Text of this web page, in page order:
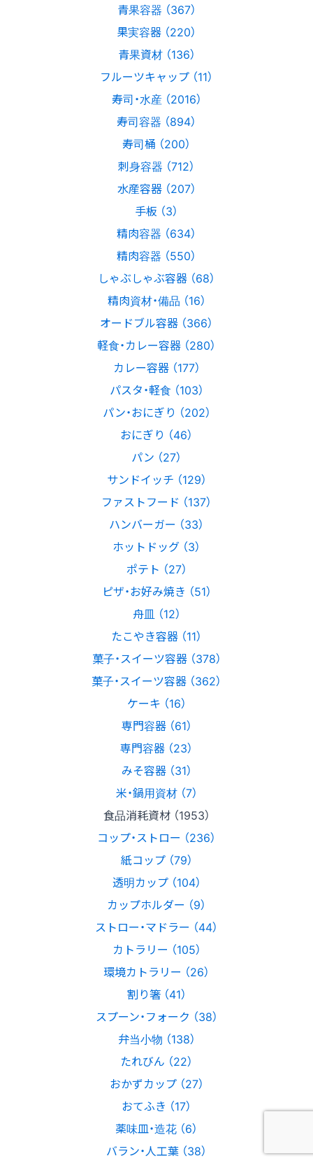
青果容器 （367）
果実容器 （220）
青果資材 （136）
フルーツキャップ （11）
寿司・水産 （2016）
寿司容器 （894）
寿司桶 （200）
刺身容器 （712）
水産容器 （207）
手板 （3）
精肉容器 （634）
精肉容器 （550）
しゃぶしゃぶ容器 （68）
精肉資材・備品 （16）
オードブル容器 （366）
軽食・カレー容器 （280）
カレー容器 （177）
パスタ・軽食 （103）
パン・おにぎり （202）
おにぎり （46）
パン （27）
サンドイッチ （129）
ファストフード （137）
ハンバーガー （33）
ホットドッグ （3）
ポテト （27）
ピザ・お好み焼き （51）
舟皿 （12）
たこやき容器 （11）
菓子・スイーツ容器 （378）
菓子・スイーツ容器 （362）
ケーキ （16）
専門容器 （61）
専門容器 （23）
みそ容器 （31）
米・鍋用資材 （7）
食品消耗資材 （1953）
コップ・ストロー （236）
紙コップ （79）
透明カップ （104）
カップホルダー （9）
ストロー・マドラー （44）
カトラリー （105）
環境カトラリー （26）
割り箸 （41）
スプーン・フォーク （38）
弁当小物 （138）
たれびん （22）
おかずカップ （27）
おてふき （17）
薬味皿・造花 （6）
バラン・人工葉 （38）